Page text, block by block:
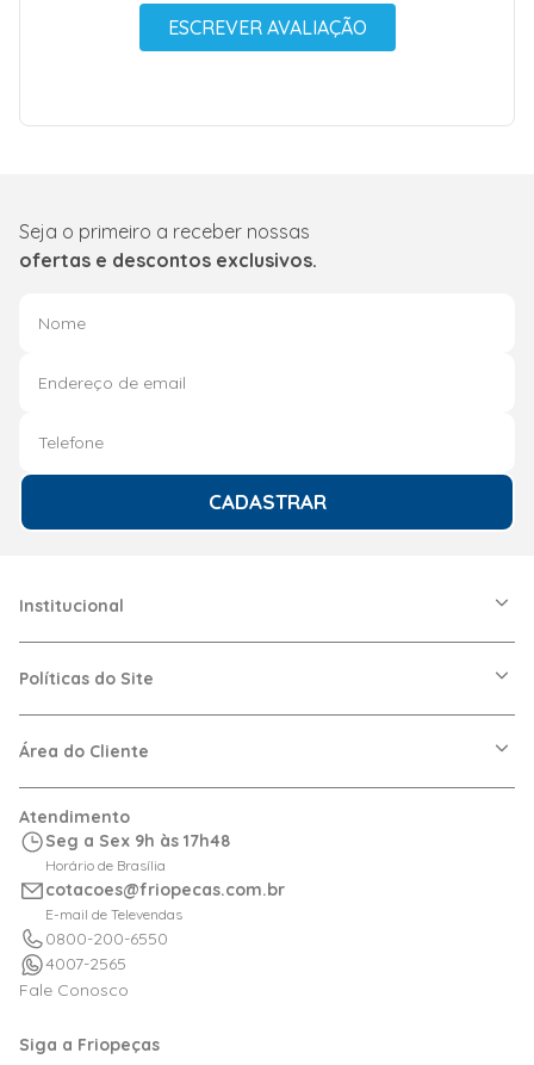
ESCREVER AVALIAÇÃO
Seja o primeiro a receber nossas
ofertas e descontos exclusivos.
CADASTRAR
Institucional
Nossas Lojas
Dúvidas Frequentes
Políticas do Site
Política de Privacidade
Logística
Área do Cliente
Meus Pedidos
Calculadora de BTUs
Portal de Boletos
Orçamentos
Atendimento
Seg a Sex 9h às 17h48
Horário de Brasília
cotacoes@friopecas.com.br
E-mail de Televendas
0800-200-6550
4007-2565
Fale Conosco
Siga a Friopeças